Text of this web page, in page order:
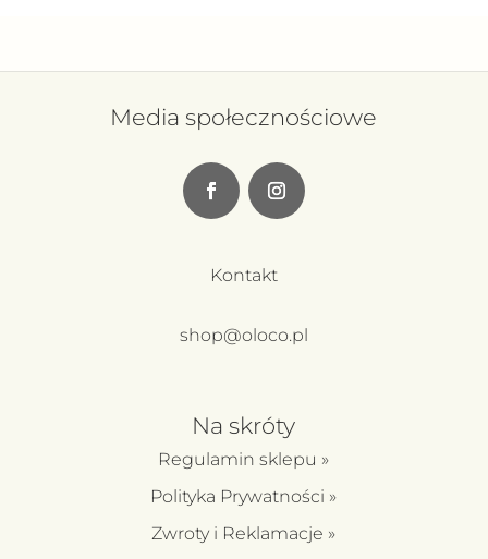
Media społecznościowe
Kontakt
shop@oloco.pl
Na skróty
Regulamin sklepu »
Polityka Prywatności »
Zwroty i Reklamacje »